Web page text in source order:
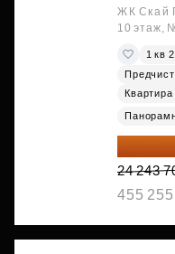
ЖК Скай
10 этаж,
1 кв
20 122
24 243
455 255